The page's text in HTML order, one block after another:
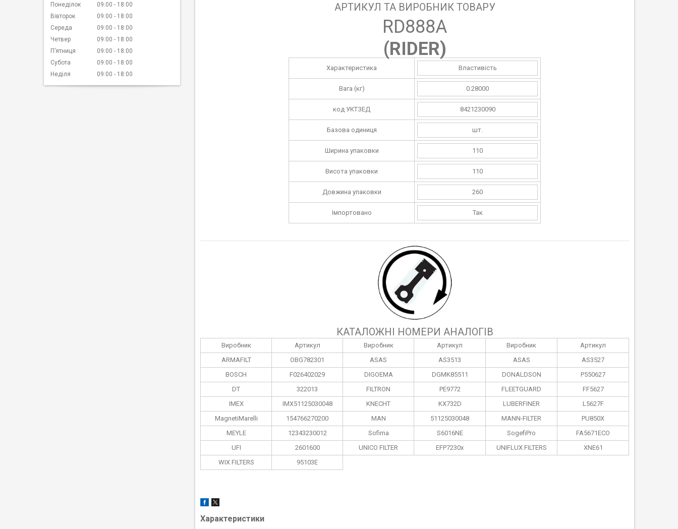
АРТИКУЛ ТА ВИРОБНИК ТОВАРУ
RD888A
(RIDER)
Характеристика Властивість
Вага (кг) 0.28000
код УКТЗЕД 8421230090
Базова одиниця шт.
Ширина упаковки 110
Висота упаковки 110
Довжина упаковки 260
Імпортовано Так
КАТАЛОЖНІ НОМЕРИ АНАЛОГІВ
Виробник Артикул Виробник Артикул Виробник
Артикул
ARMAFILT
OBG782301 ASAS AS3513 ASAS
AS3527
BOSCH
F026402029 DIGOEMA DGMK85511 DONALDSON
P550627
DT
322013 FILTRON PE9772 FLEETGUARD
FF5627
IMEX
IMX51125030048 KNECHT KX732D LUBERFINER
L5627F
MagnetiMarelli
154766270200 MAN 51125030048 MANN-FILTER
PU850X
MEYLE
12343230012 Sofima S6016NE SogefiPro
FA5671ECO
UFI
2601600 UNICO FILTER EFP7230x UNIFLUX FILTERS
XNE61
WIX FILTERS
95103E
Характеристики
Понеділок 09:00
18:00
Вівторок
09:00
18:00
Середа
09:00
18:00
Четвер
09:00
18:00
Пʼятниця
09:00
18:00
Субота
09:00
18:00
Неділя
09:00 18:00